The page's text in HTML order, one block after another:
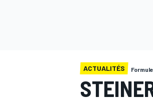
ACTUALITÉS Formule